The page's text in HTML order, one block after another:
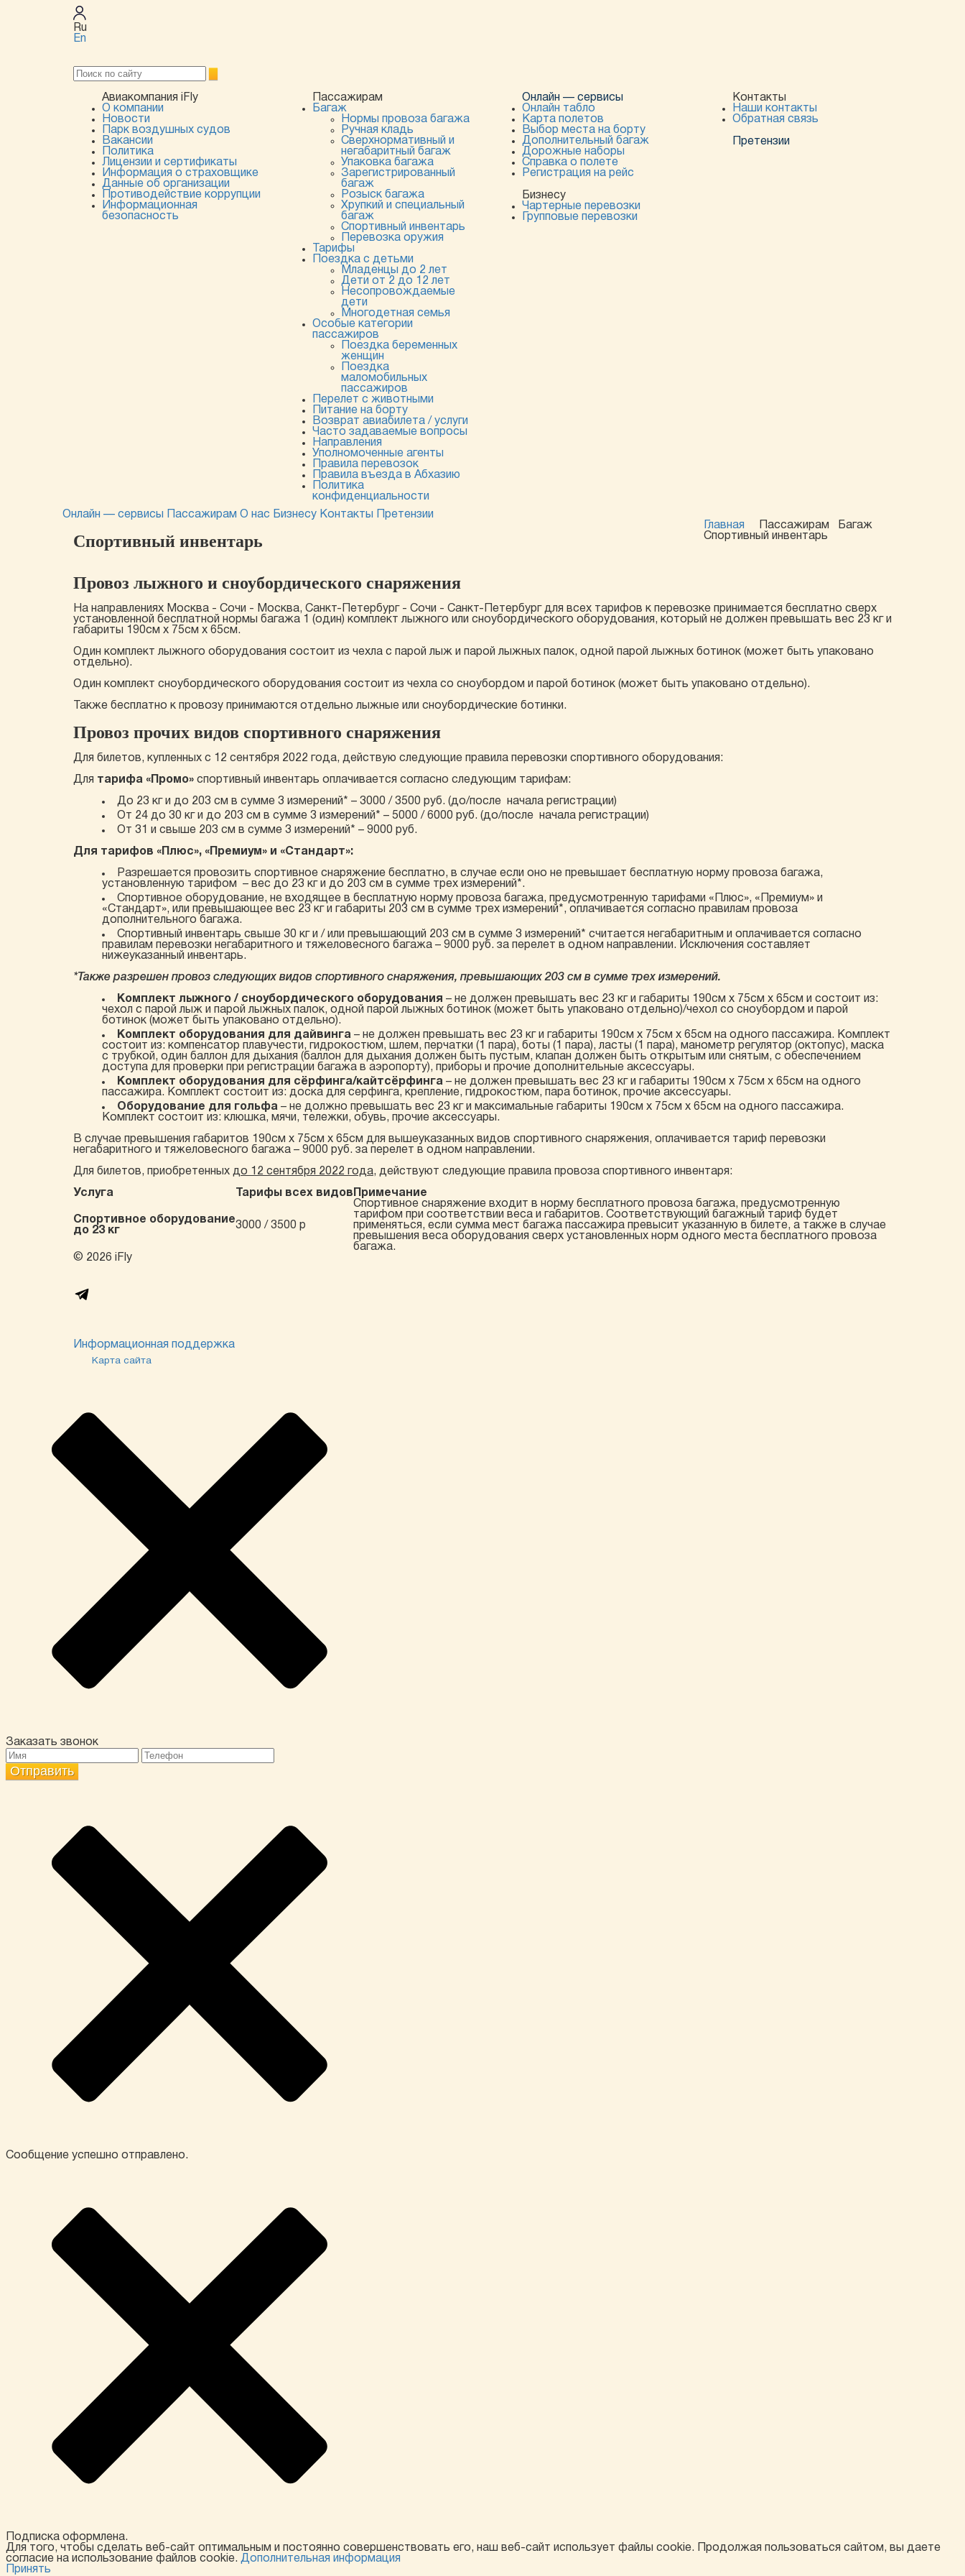
Ru
En
Авиакомпания iFly
О компании
Новости
Парк воздушных судов
Вакансии
Политика
Лицензии и сертификаты
Информация о страховщике
Данные об организации
Противодействие коррупции
Информационная
безопасность
Пассажирам
Багаж
Нормы провоза багажа
Ручная кладь
Сверхнормативный и
негабаритный багаж
Упаковка багажа
Зарегистрированный
багаж
Розыск багажа
Хрупкий и специальный
багаж
Спортивный инвентарь
Перевозка оружия
Тарифы
Поездка с детьми
Младенцы до 2 лет
Дети от 2 до 12 лет
Несопровождаемые
дети
Многодетная семья
Особые категории
пассажиров
Поездка беременных
женщин
Поездка
маломобильных
пассажиров
Перелет с животными
Питание на борту
Возврат авиабилета / услуги
Часто задаваемые вопросы
Направления
Уполномоченные агенты
Правила перевозок
Правила въезда в Абхазию
Политика
конфиденциальности
Онлайн — сервисы
Онлайн табло
Карта полетов
Выбор места на борту
Дополнительный багаж
Дорожные наборы
Справка о полете
Регистрация на рейс
Бизнесу
Чартерные перевозки
Групповые перевозки
Контакты
Наши контакты
Обратная связь
Претензии
Онлайн — сервисы Пассажирам О нас Бизнесу Контакты Претензии
Спортивный инвентарь
Главная Пассажирам
Багаж
Спортивный инвентарь
Провоз лыжного и сноубордического снаряжения
На направлениях Москва - Сочи - Москва, Санкт-Петербург - Сочи - Санкт-Петербург для всех тарифов к перевозке принимается бесплатно сверх
установленной бесплатной нормы багажа 1 (один) комплект лыжного или сноубордического оборудования, который не должен превышать вес 23 кг и
габариты 190см х 75см х 65см.
Один комплект лыжного оборудования состоит из чехла с парой лыж и парой лыжных палок, одной парой лыжных ботинок (может быть упаковано
отдельно).
Один комплект сноубордического оборудования состоит из чехла со сноубордом и парой ботинок (может быть упаковано отдельно).
Также бесплатно к провозу принимаются отдельно лыжные или сноубордические ботинки.
Провоз прочих видов спортивного снаряжения
Для билетов, купленных с 12 сентября 2022 года, действую следующие правила перевозки спортивного оборудования:
Для тарифа «Промо» спортивный инвентарь оплачивается согласно следующим тарифам:
До 23 кг и до 203 см в сумме 3 измерений* – 3000 / 3500 руб. (до/после начала регистрации)
От 24 до 30 кг и до 203 см в сумме 3 измерений* – 5000 / 6000 руб. (до/после начала регистрации)
От 31 и свыше 203 см в сумме 3 измерений* – 9000 руб.
Для тарифов «Плюс», «Премиум» и «Стандарт»:
Разрешается провозить спортивное снаряжение бесплатно, в случае если оно не превышает бесплатную норму провоза багажа,
установленную тарифом – вес до 23 кг и до 203 см в сумме трех измерений*.
Спортивное оборудование, не входящее в бесплатную норму провоза багажа, предусмотренную тарифами «Плюс», «Премиум» и
«Стандарт», или превышающее вес 23 кг и габариты 203 см в сумме трех измерений*, оплачивается согласно правилам провоза
дополнительного багажа.
Спортивный инвентарь свыше 30 кг и / или превышающий 203 см в сумме 3 измерений* считается негабаритным и оплачивается согласно
правилам перевозки негабаритного и тяжеловесного багажа – 9000 руб. за перелет в одном направлении. Исключения составляет
нижеуказанный инвентарь.
*Также разрешен провоз следующих видов спортивного снаряжения, превышающих 203 см в сумме трех измерений.
Комплект лыжного / сноубордического оборудования – не должен превышать вес 23 кг и габариты 190см х 75см х 65см и состоит из:
чехол с парой лыж и парой лыжных палок, одной парой лыжных ботинок (может быть упаковано отдельно)/чехол со сноубордом и парой
ботинок (может быть упаковано отдельно).
Комплект оборудования для дайвинга – не должен превышать вес 23 кг и габариты 190см х 75см х 65см на одного пассажира. Комплект
состоит из: компенсатор плавучести, гидрокостюм, шлем, перчатки (1 пара), боты (1 пара), ласты (1 пара), манометр регулятор (октопус), маска
с трубкой, один баллон для дыхания (баллон для дыхания должен быть пустым, клапан должен быть открытым или снятым, с обеспечением
доступа для проверки при регистрации багажа в аэропорту), приборы и прочие дополнительные аксессуары.
Комплект оборудования для сёрфинга/кайтсёрфинга – не должен превышать вес 23 кг и габариты 190см х 75см х 65см на одного
пассажира. Комплект состоит из: доска для серфинга, крепление, гидрокостюм, пара ботинок, прочие аксессуары.
Оборудование для гольфа – не должно превышать вес 23 кг и максимальные габариты 190см х 75см х 65см на одного пассажира.
Комплект состоит из: клюшка, мячи, тележки, обувь, прочие аксессуары.
В случае превышения габаритов 190см х 75см х 65см для вышеуказанных видов спортивного снаряжения, оплачивается тариф перевозки
негабаритного и тяжеловесного багажа – 9000 руб. за перелет в одном направлении.
Для билетов, приобретенных до 12 сентября 2022 года, действуют следующие правила провоза спортивного инвентаря:
Услуга Тарифы всех видов Примечание
Спортивное оборудование
до 23 кг
3000 / 3500 р
Спортивное снаряжение входит в норму бесплатного провоза багажа, предусмотренную
тарифом при соответствии веса и габаритов. Соответствующий багажный тариф будет
применяться, если сумма мест багажа пассажира превысит указанную в билете, а также в случае
превышения веса оборудования сверх установленных норм одного места бесплатного провоза
багажа.
© 2026 iFly
Информационная поддержка
Карта сайта
Заказать звонок
Сообщение успешно отправлено.
Подписка оформлена.
Для того, чтобы сделать веб-сайт оптимальным и постоянно совершенствовать его, наш веб-сайт использует файлы cookie. Продолжая пользоваться сайтом, вы даете
согласие на использование файлов cookie. Дополнительная информация
Принять